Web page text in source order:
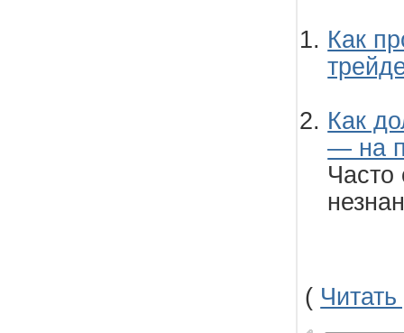
Как
Как
— на
Часто
(